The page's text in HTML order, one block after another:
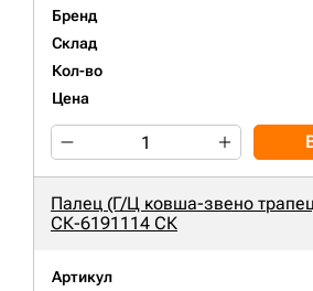
Бренд
Склад
Кол-во
Цена
Палец (Г/Ц ковша-звено
СК-6191114 СК
Артикул